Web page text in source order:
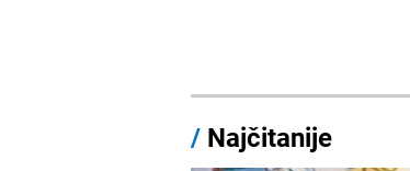
/ Najčitanije